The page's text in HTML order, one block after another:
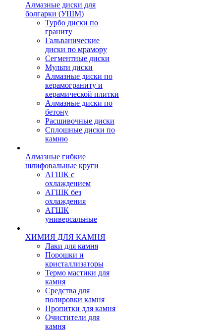
Алмазные диски для
болгарки (УШМ)
Турбо диски по
граниту
Гальванические
диски по мрамору
Сегментные диски
Мульти диски
Алмазные диски по
керамограниту и
керамической плитки
Алмазные диски по
бетону
Расшивочные диски
Сплошные диски по
камню
Алмазные гибкие
шлифовальные круги
АГШК с
охлаждением
АГШК без
охлаждения
АГШК
универсальные
ХИМИЯ ДЛЯ КАМНЯ
Лаки для камня
Порошки и
кристаллизаторы
Термо мастики для
камня
Средства для
полировки камня
Пропитки для камня
Очистители для
камня